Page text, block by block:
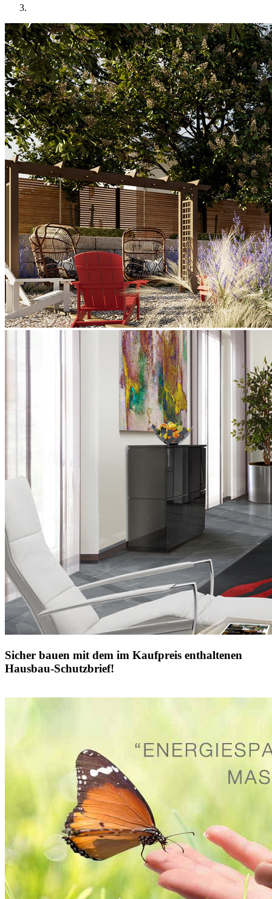
Sicher bauen mit dem im Kaufpreis enthaltenen
Hausbau-Schutzbrief!